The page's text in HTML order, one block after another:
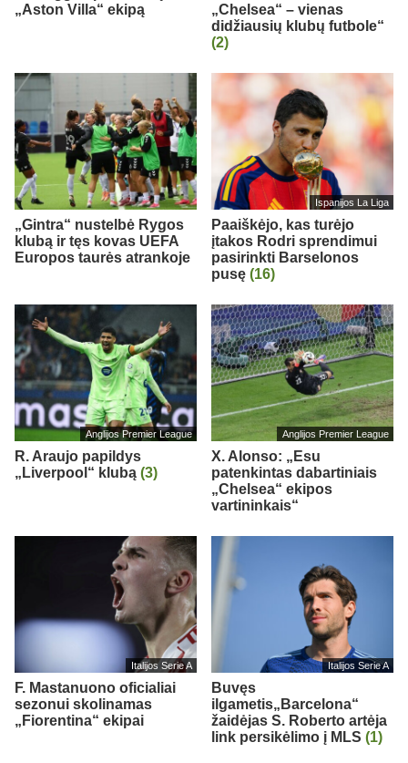
„Aston Villa“ ekipą
„Chelsea“ – vienas
didžiausių klubų futbole“
(2)
„Gintra“ nustelbė Rygos
klubą ir tęs kovas UEFA
Europos taurės atrankoje
Ispanijos La Liga
Paaiškėjo, kas turėjo
įtakos Rodri sprendimui
pasirinkti Barselonos
pusę (16)
Anglijos Premier League
R. Araujo papildys
„Liverpool“ klubą (3)
Anglijos Premier League
X. Alonso: „Esu
patenkintas dabartiniais
„Chelsea“ ekipos
vartininkais“
Italijos Serie A
F. Mastanuono oficialiai
sezonui skolinamas
„Fiorentina“ ekipai
Italijos Serie A
Buvęs
ilgametis„Barcelona“
žaidėjas S. Roberto artėja
link persikėlimo į MLS (1)